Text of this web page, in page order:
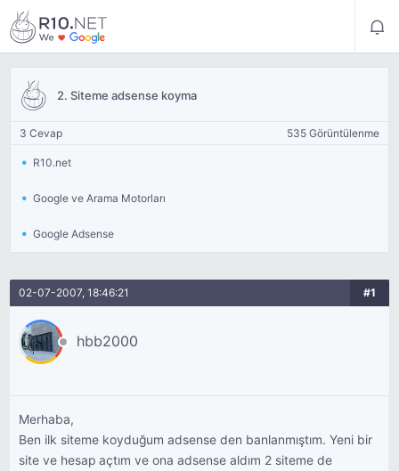
2. Siteme adsense koyma
3 Cevap 535 Görüntülenme
R10.net
Google ve Arama Motorları
Google Adsense
02-07-2007, 18:46:21 #1
hbb2000
Merhaba,
Ben ilk siteme koyduğum adsense den banlanmıştım. Yeni bir
site ve hesap açtım ve ona adsense aldım 2 siteme de